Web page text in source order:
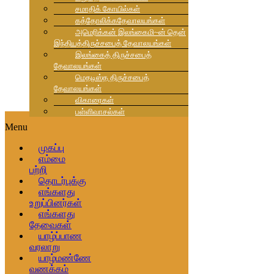
Menu
முகப்பு
எம்மை
பற்றி
தொடர்புக்கு
எங்களது
உறுப்பினர்கள்
எங்களது
தேவைகள்
யாழ்ப்பாண
வரலாறு
யாழ்மண்ணே
வணக்கம்
சமாதிக் கோயில்கள்
கத்தோலிக்கதேவாலயங்கள்
அமெரிக்கன் இலங்கைமி~ன் தென்
இந்தியத்திருச்சபைத் தேவாலயங்கள்
இலங்கைத் திருச்சபைத்
தேவாலயங்கள்
மெதடிஸ்த திருச்சபைத்
தேவாலயங்கள்
விகாரைகள்
பள்ளிவாசல்கள்